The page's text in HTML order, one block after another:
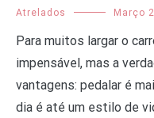
Atrelados Março
Para muitos largar o
impensável, mas a
vantagens: pedalar é
dia é até um estilo de